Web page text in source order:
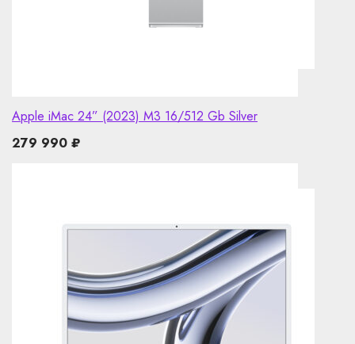
Apple iMac 24” (2023) M3 16/512 Gb Silver
279 990 ₽